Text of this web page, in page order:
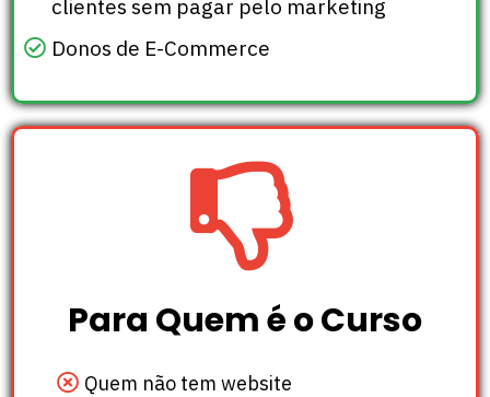
clientes sem pagar pelo marketing
Donos de E-Commerce
Para Quem é o Curso
Quem não tem website